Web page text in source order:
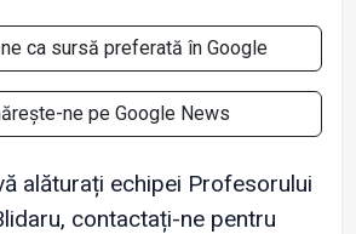
ca sursă preferată în Google
ne pe Google News
alăturați echipei Profesorului
contactați-ne pentru